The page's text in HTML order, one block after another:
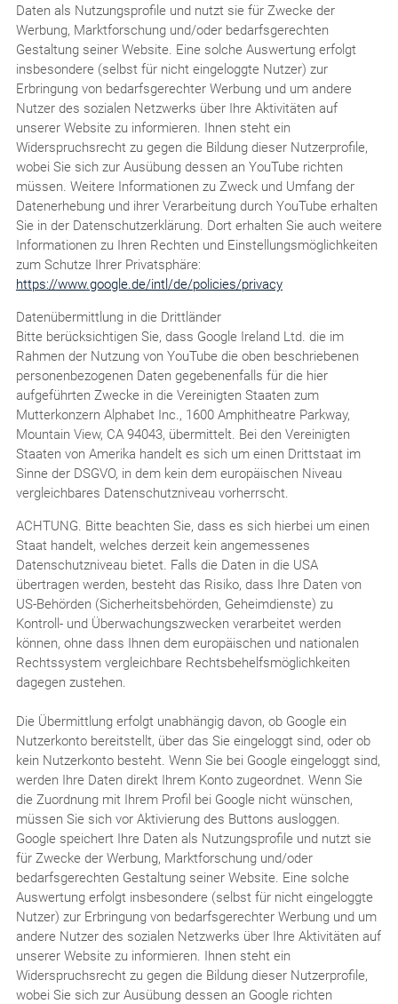
Daten als Nutzungsprofile und nutzt sie für Zwecke der
Werbung, Marktforschung und/oder bedarfsgerechten
Gestaltung seiner Website. Eine solche Auswertung erfolgt
insbesondere (selbst für nicht eingeloggte Nutzer) zur
Erbringung von bedarfsgerechter Werbung und um andere
Nutzer des sozialen Netzwerks über Ihre Aktivitäten auf
unserer Website zu informieren. Ihnen steht ein
Widerspruchsrecht zu gegen die Bildung dieser Nutzerprofile,
wobei Sie sich zur Ausübung dessen an YouTube richten
müssen. Weitere Informationen zu Zweck und Umfang der
Datenerhebung und ihrer Verarbeitung durch YouTube erhalten
Sie in der Datenschutzerklärung. Dort erhalten Sie auch weitere
Informationen zu Ihren Rechten und Einstellungsmöglichkeiten
zum Schutze Ihrer Privatsphäre:
https://www.google.de/intl/de/policies/privacy
Datenübermittlung in die Drittländer
Bitte berücksichtigen Sie, dass Google Ireland Ltd. die im
Rahmen der Nutzung von YouTube die oben beschriebenen
personenbezogenen Daten gegebenenfalls für die hier
aufgeführten Zwecke in die Vereinigten Staaten zum
Mutterkonzern Alphabet Inc., 1600 Amphitheatre Parkway,
Mountain View, CA 94043, übermittelt. Bei den Vereinigten
Staaten von Amerika handelt es sich um einen Drittstaat im
Sinne der DSGVO, in dem kein dem europäischen Niveau
vergleichbares Datenschutzniveau vorherrscht.
ACHTUNG. Bitte beachten Sie, dass es sich hierbei um einen
Staat handelt, welches derzeit kein angemessenes
Datenschutzniveau bietet. Falls die Daten in die USA
übertragen werden, besteht das Risiko, dass Ihre Daten von
US-Behörden (Sicherheitsbehörden, Geheimdienste) zu
Kontroll- und Überwachungszwecken verarbeitet werden
können, ohne dass Ihnen dem europäischen und nationalen
Rechtssystem vergleichbare Rechtsbehelfsmöglichkeiten
dagegen zustehen.
Die Übermittlung erfolgt unabhängig davon, ob Google ein
Nutzerkonto bereitstellt, über das Sie eingeloggt sind, oder ob
kein Nutzerkonto besteht. Wenn Sie bei Google eingeloggt sind,
werden Ihre Daten direkt Ihrem Konto zugeordnet. Wenn Sie
die Zuordnung mit Ihrem Profil bei Google nicht wünschen,
müssen Sie sich vor Aktivierung des Buttons ausloggen.
Google speichert Ihre Daten als Nutzungsprofile und nutzt sie
für Zwecke der Werbung, Marktforschung und/oder
bedarfsgerechten Gestaltung seiner Website. Eine solche
Auswertung erfolgt insbesondere (selbst für nicht eingeloggte
Nutzer) zur Erbringung von bedarfsgerechter Werbung und um
andere Nutzer des sozialen Netzwerks über Ihre Aktivitäten auf
unserer Website zu informieren. Ihnen steht ein
Widerspruchsrecht zu gegen die Bildung dieser Nutzerprofile,
wobei Sie sich zur Ausübung dessen an Google richten